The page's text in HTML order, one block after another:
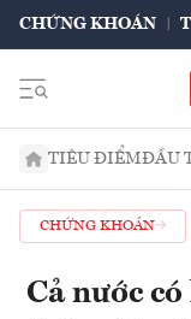
CHỨNG KHOÁN
TIÊU ĐIỂMĐẦU
CHỨNG KHOÁN
Cả nước